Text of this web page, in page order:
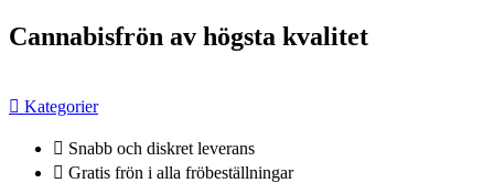
Hoppa
till
Cannabisfrön av högsta kvalitet
Kategorier
Snabb och diskret leverans
Gratis frön i alla fröbeställningar